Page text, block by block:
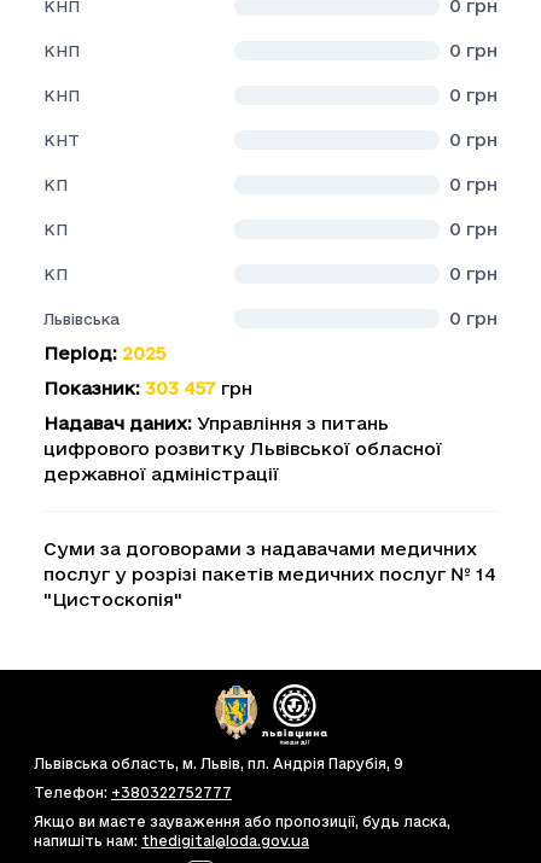
КНП 0 грн
КНП 0 грн
КНП 0 грн
КНТ 0 грн
КП 0 грн
КП 0 грн
КП 0 грн
Львівська 0 грн
Період: 2025
Показник: 303 457 грн
Надавач даних: Управління з питань
цифрового розвитку Львівської обласної
державної адміністрації
Суми за договорами з надавачами медичних
послуг у розрізі пакетів медичних послуг № 14
"Цистоскопія"
Львівська область, м. Львів, пл. Андрія Парубія, 9
Телефон: +380322752777
Якщо ви маєте зауваження або пропозиції, будь ласка,
напишіть нам: thedigital@loda.gov.ua